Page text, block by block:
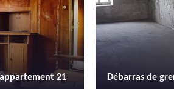
grenier et cave 21 Location